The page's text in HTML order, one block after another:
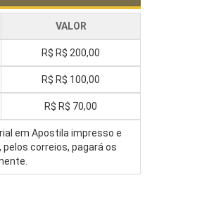
VALOR
R$ R$ 200,00
R$ R$ 100,00
R$ R$ 70,00
em Apostila impresso e
correios, pagará os